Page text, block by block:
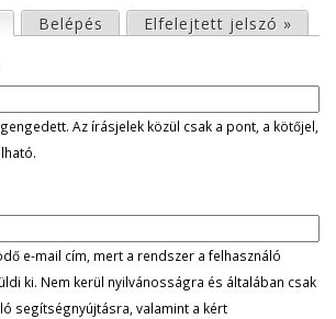
(aktív fül)
Belépés Elfelejtett jelszó »
Az írásjelek közül csak a pont, a kötőjel,
e-mail cím, mert a rendszer a felhasználó
ki. Nem kerül nyilvánosságra és általában csak
segítségnyújtásra, valamint a kért